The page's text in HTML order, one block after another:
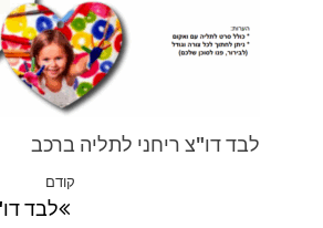
לבד דו"צ ריחני לתליה ברכב
הפוסט
הקודם
קודם
לבד